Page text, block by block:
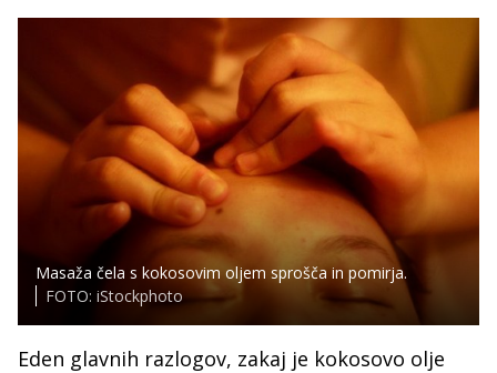
Masaža čela s kokosovim oljem sprošča in pomirja.
FOTO: iStockphoto
Eden glavnih razlogov, zakaj je kokosovo olje